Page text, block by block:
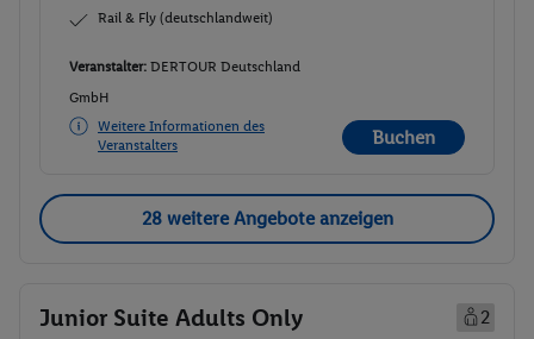
Rail & Fly (deutschlandweit)
Veranstalter: DERTOUR Deutschland
GmbH
Weitere Informationen des
Veranstalters
Buchen
28 weitere Angebote anzeigen
Junior Suite Adults Only
2